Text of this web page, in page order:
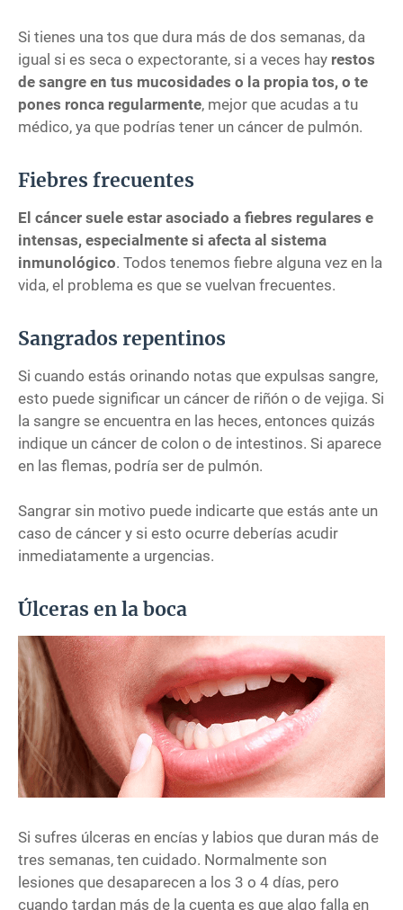
Si tienes una tos que dura más de dos semanas, da
igual si es seca o expectorante, si a veces hay restos
de sangre en tus mucosidades o la propia tos, o te
pones ronca regularmente, mejor que acudas a tu
médico, ya que podrías tener un cáncer de pulmón.
Fiebres frecuentes
El cáncer suele estar asociado a fiebres regulares e
intensas, especialmente si afecta al sistema
inmunológico. Todos tenemos fiebre alguna vez en la
vida, el problema es que se vuelvan frecuentes.
Sangrados repentinos
Si cuando estás orinando notas que expulsas sangre,
esto puede significar un cáncer de riñón o de vejiga. Si
la sangre se encuentra en las heces, entonces quizás
indique un cáncer de colon o de intestinos. Si aparece
en las flemas, podría ser de pulmón.
Sangrar sin motivo puede indicarte que estás ante un
caso de cáncer y si esto ocurre deberías acudir
inmediatamente a urgencias.
Úlceras en la boca
Si sufres úlceras en encías y labios que duran más de
tres semanas, ten cuidado. Normalmente son
lesiones que desaparecen a los 3 o 4 días, pero
cuando tardan más de la cuenta es que algo falla en